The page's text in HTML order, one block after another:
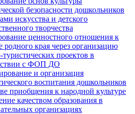
безопасности дошкольников
искусства и детского
творчества
ценностного отношения к
родного края через организацию
туристических проектов в
с ФОП ДО
и организация
воспитания дошкольников
приобщения к народной культуре
качеством образования в
организациях